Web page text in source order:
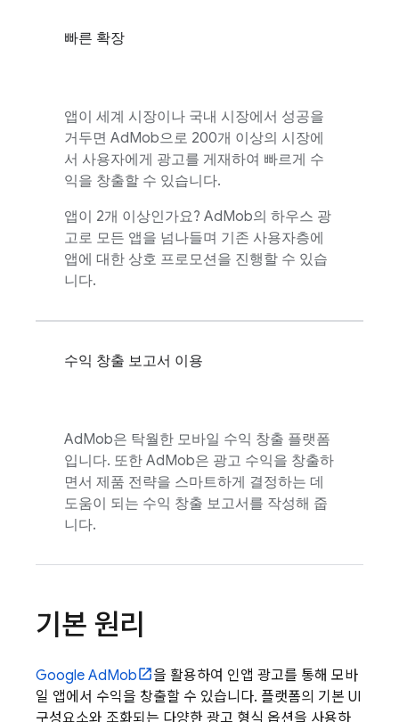
빠른 확장
앱이 세계 시장이나 국내 시장에서 성공을
거두면 AdMob으로 200개 이상의 시장에
서 사용자에게 광고를 게재하여 빠르게 수
익을 창출할 수 있습니다.
앱이 2개 이상인가요? AdMob의 하우스 광
고로 모든 앱을 넘나들며 기존 사용자층에
앱에 대한 상호 프로모션을 진행할 수 있습
니다.
수익 창출 보고서 이용
AdMob은 탁월한 모바일 수익 창출 플랫폼
입니다. 또한 AdMob은 광고 수익을 창출하
면서 제품 전략을 스마트하게 결정하는 데
도움이 되는 수익 창출 보고서를 작성해 줍
니다.
기본 원리
Google AdMob
을 활용하여 인앱 광고를 통해 모바
일 앱에서 수익을 창출할 수 있습니다. 플랫폼의 기본 UI
구성요소와 조화되는 다양한 광고 형식 옵션을 사용하